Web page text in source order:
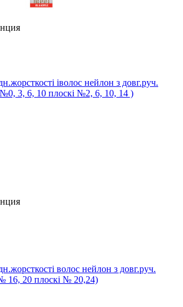
іволос нейлон з довг.руч.
№0, 3, 6, 10 плоскі №2, 6, 10, 14 )
волос нейлон з довг.руч.
16, 20 плоскі № 20,24)